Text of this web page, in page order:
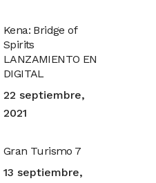
Kena: Bridge of
Spirits
LANZAMIENTO EN
DIGITAL
22 septiembre,
2021
Gran Turismo 7
13 septiembre,